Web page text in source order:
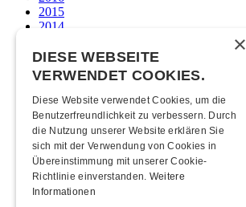
2015
2014
2012
2011
2010
2009
2008
2007
2006
2005
2004
2003
×
DIESE WEBSEITE
VERWENDET COOKIES.
Diese Website verwendet Cookies, um die
Benutzerfreundlichkeit zu verbessern. Durch
die Nutzung unserer Website erklären Sie
sich mit der Verwendung von Cookies in
Übereinstimmung mit unserer Cookie-
Richtlinie einverstanden. Weitere
Informationen